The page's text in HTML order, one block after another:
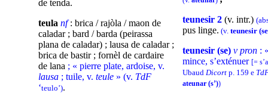
de tenda.
teula nf: brica / rajòla / maon de
caladar ; bard / barda (peirassa
plana de caladar) ; lausa de caladar ;
brica de bastir ; fornèl de cardaire
de lana ; « pierre plate, ardoise, v.
lausa ; tuile, v. teule » (v. TdF
‘teulo’).
teunesir 2 (v. intr.)
pus linge. (v. teunesir
teunesir (se) v pron :
mince, s’exténuer [=
Ubaud Dicort p. 159 e
ateunar (s’))